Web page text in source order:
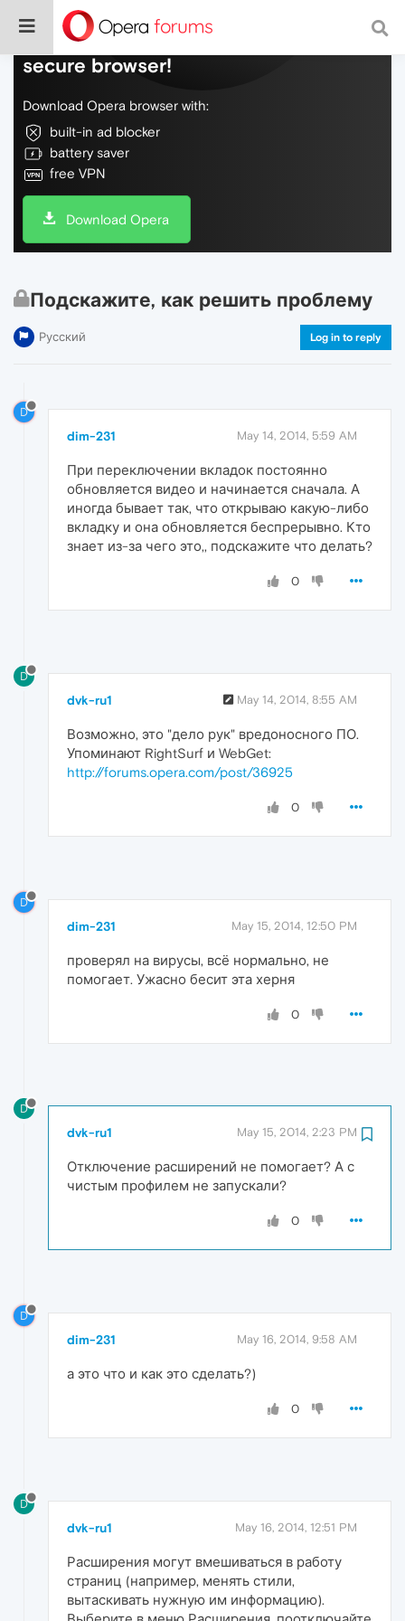
Do more on the web, with a fast and
secure browser!
Download Opera browser with:
built-in ad blocker
battery saver
free VPN
Download Opera
Подскажите, как решить проблему
Русский Log in to reply
D
dim-231 May 14, 2014, 5:59 AM
При переключении вкладок постоянно
обновляется видео и начинается сначала. А
иногда бывает так, что открываю какую-либо
вкладку и она обновляется беспрерывно. Кто
знает из-за чего это,, подскажите что делать?
0
D
dvk-ru1 May 14, 2014, 8:55 AM
Возможно, это "дело рук" вредоносного ПО.
Упоминают RightSurf и WebGet:
http://forums.opera.com/post/36925
0
D
dim-231 May 15, 2014, 12:50 PM
проверял на вирусы, всё нормально, не
помогает. Ужасно бесит эта херня
0
D
dvk-ru1 May 15, 2014, 2:23 PM
Отключение расширений не помогает? А с
чистым профилем не запускали?
0
D
dim-231 May 16, 2014, 9:58 AM
а это что и как это сделать?)
0
D
dvk-ru1 May 16, 2014, 12:51 PM
Расширения могут вмешиваться в работу
страниц (например, менять стили,
вытаскивать нужную им информацию).